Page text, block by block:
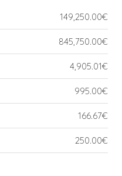
149,250.00€
845,750.00€
4,905.01€
995.00€
166.67€
250.00€